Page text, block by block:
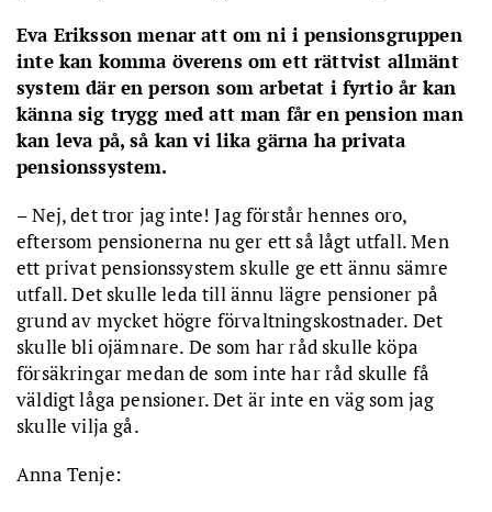
Eva Eriksson menar att om ni i pensionsgruppen
inte kan komma överens om ett rättvist allmänt
system där en person som arbetat i fyrtio år kan
känna sig trygg med att man får en pension man
kan leva på, så kan vi lika gärna ha privata
pensionssystem.
– Nej, det tror jag inte! Jag förstår hennes oro,
eftersom pensionerna nu ger ett så lågt utfall. Men
ett privat pensionssystem skulle ge ett ännu sämre
utfall. Det skulle leda till ännu lägre pensioner på
grund av mycket högre förvaltningskostnader. Det
skulle bli ojämnare. De som har råd skulle köpa
försäkringar medan de som inte har råd skulle få
väldigt låga pensioner. Det är inte en väg som jag
skulle vilja gå.
Anna Tenje: